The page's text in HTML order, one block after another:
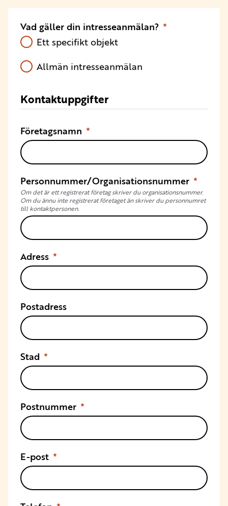
Vad gäller din intresseanmälan?
Ett specifikt objekt
Allmän intresseanmälan
Kontaktuppgifter
Företagsnamn
Personnummer/Organisationsnummer
Om det är ett registrerat företag skriver du organisationsnummer.
Om du ännu inte registrerat företaget än skriver du personnumret
till kontaktpersonen.
Adress
Postadress
Stad
Postnummer
E-post